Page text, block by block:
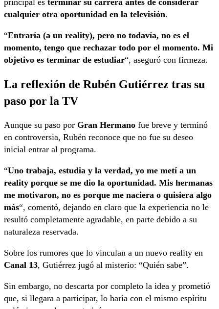
cualquier otra oportunidad en la televisión.
“Entraría (a un reality), pero no todavía, no es el
momento, tengo que rechazar todo por el momento. Mi
objetivo es terminar de estudiar“, aseguró con firmeza.
La reflexión de Rubén Gutiérrez tras su
paso por la TV
Aunque su paso por Gran Hermano fue breve y terminó
en controversia, Rubén reconoce que no fue su deseo
inicial entrar al programa.
“Uno trabaja, estudia y la verdad, yo me metí a un
reality porque se me dio la oportunidad. Mis hermanas
me motivaron, no es porque me naciera o quisiera algo
más“, comentó, dejando en claro que la experiencia no le
resultó completamente agradable, en parte debido a su
naturaleza reservada.
Sobre los rumores que lo vinculan a un nuevo reality en
Canal 13, Gutiérrez jugó al misterio: “Quién sabe”.
Sin embargo, no descarta por completo la idea y prometió
que, si llegara a participar, lo haría con el mismo espíritu